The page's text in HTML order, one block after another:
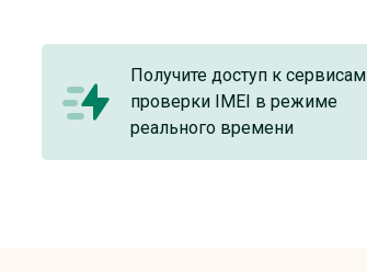
Получите доступ к сервисам
проверки IMEI в режиме
реального времени